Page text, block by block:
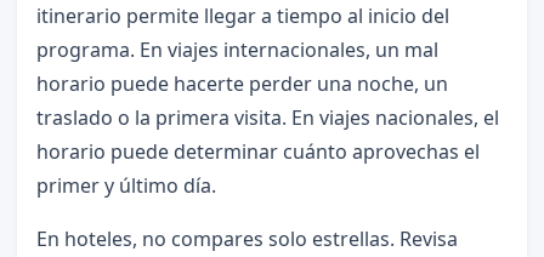
itinerario permite llegar a tiempo al inicio del
programa. En viajes internacionales, un mal
horario puede hacerte perder una noche, un
traslado o la primera visita. En viajes nacionales, el
horario puede determinar cuánto aprovechas el
primer y último día.
En hoteles, no compares solo estrellas. Revisa